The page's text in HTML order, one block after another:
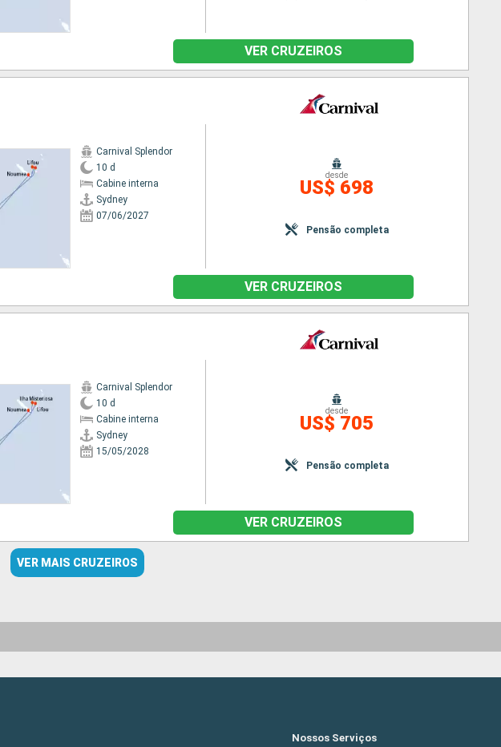
VER CRUZEIROS
Carnival Splendor
10 d
Cabine interna
Sydney
07/06/2027
desde
US$ 698
Pensão completa
VER CRUZEIROS
Carnival Splendor
10 d
Cabine interna
Sydney
15/05/2028
desde
US$ 705
Pensão completa
VER CRUZEIROS
VER MAIS CRUZEIROS
Nossos Serviços